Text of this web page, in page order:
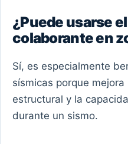
¿Puede usarse
colaborante en
Sí, es especialmente
sísmicas porque
estructural y la
durante un sismo.